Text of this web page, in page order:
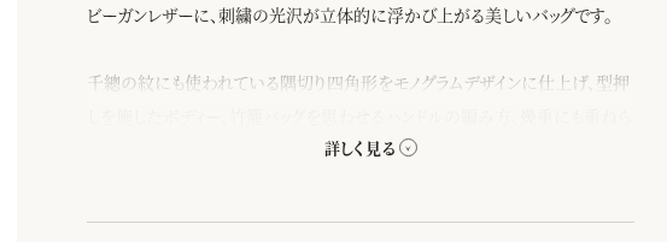
ビーガンレザーに、刺繍の光沢が立体的に浮かび上がる美しいバッグです。
千總の紋にも使われている隅切り四角形をモノグラムデザインに仕上げ、型押
れたコバ塗りなど、日本の職人の美しい手仕事が随所に生かされています。
グ。畳むと現れる八角形のフォルムがちょっとした遊び心を添えてくれます。